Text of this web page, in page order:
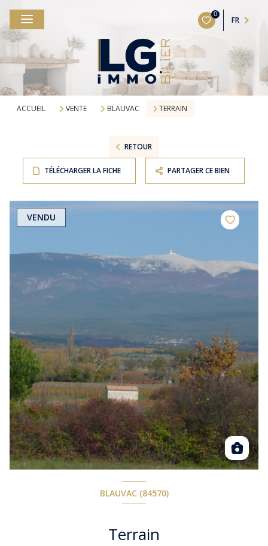
0
FR
ACCUEIL VENTE BLAUVAC TERRAIN
RETOUR
TÉLÉCHARGER LA FICHE PARTAGER CE BIEN
VENDU
BLAUVAC (84570)
Terrain